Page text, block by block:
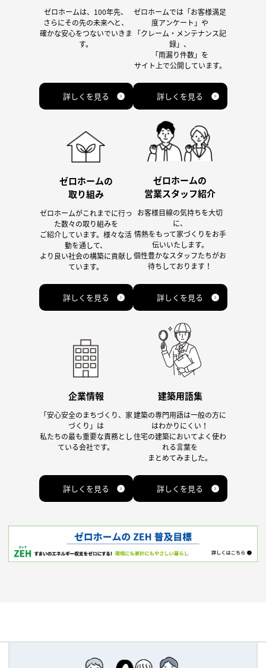
ゼロホームは、100年先、
さらにその先の未来へと、
確かな安心をつないでいきま
す。
詳しくを見る
ゼロホームでは「お客様満足
度アンケート」や
「クレーム・メンテナンス記
録」、
「雨漏り件数」を
サイト上で公開しています。
詳しくを見る
ゼロホームの
取り組み
ゼロホームがこれまでに行っ
た数々の取り組みを
ご紹介しています。様々な活
動を通して、
より良い社会の構築に貢献し
ています。
詳しくを見る
ゼロホームの
営業スタッフ紹介
お客様目線の気持ちを大切
に、
情熱をもって家づくりをお手
伝いいたします。
個性豊かなスタッフたちがお
待ちしております！
詳しくを見る
企業情報
「安心安全のまちづくり、家
づくり」は
私たちの最も重要な責務とし
ている会社です。
詳しくを見る
建築用語集
建築の専門用語は一般の方に
はわかりにくい！
住宅の建築においてよく使わ
れる言葉を
まとめてみました。
詳しくを見る